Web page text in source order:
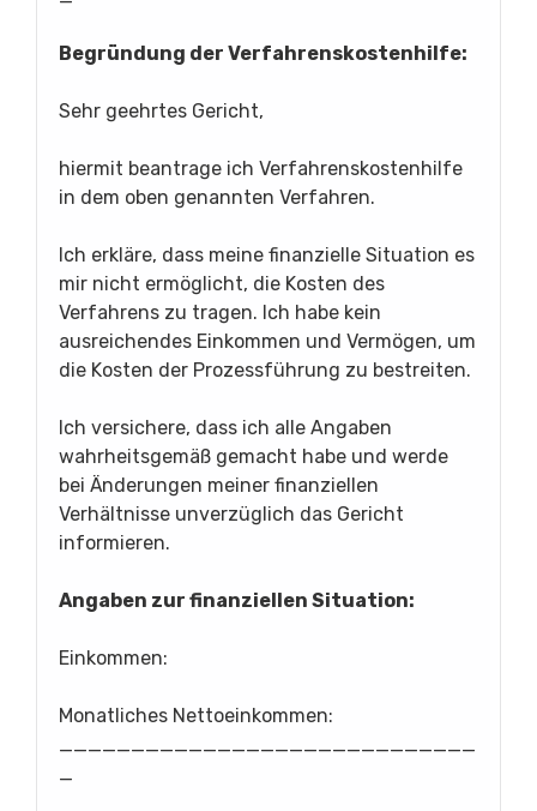
Begründung der Verfahrenskostenhilfe:
Sehr geehrtes Gericht,
hiermit beantrage ich Verfahrenskostenhilfe
in dem oben genannten Verfahren.
Ich erkläre, dass meine finanzielle Situation es
mir nicht ermöglicht, die Kosten des
Verfahrens zu tragen. Ich habe kein
ausreichendes Einkommen und Vermögen, um
die Kosten der Prozessführung zu bestreiten.
Ich versichere, dass ich alle Angaben
wahrheitsgemäß gemacht habe und werde
bei Änderungen meiner finanziellen
Verhältnisse unverzüglich das Gericht
informieren.
Angaben zur finanziellen Situation:
Einkommen:
Monatliches Nettoeinkommen: